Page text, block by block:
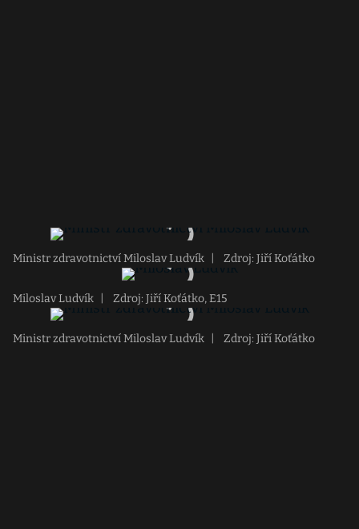
Ministr zdravotnictví Miloslav Ludvík Zdroj: Jiří Koťátko
Miloslav Ludvík Zdroj: Jiří Koťátko, E15
Ministr zdravotnictví Miloslav Ludvík Zdroj: Jiří Koťátko